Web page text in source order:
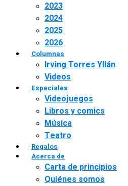
2023
2024
2025
2026
Columnas
Irving Torres Yllán
Videos
Especiales
Videojuegos
Libros y comics
Música
Teatro
Regalos
Acerca de
Carta de principios
Quiénes somos